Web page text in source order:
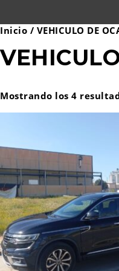
Inicio / VEHICULO DE
Mostrando los 4